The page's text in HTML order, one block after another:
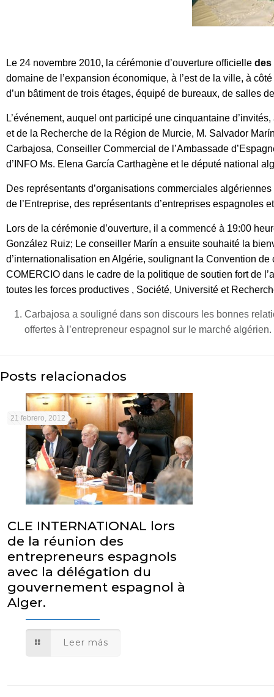
Le 24 novembre 2010, la cérémonie d’ouverture officielle des
domaine de l’expansion économique, à l’est de la ville, à
d’un bâtiment de trois étages, équipé de bureaux, de salles
L’événement, auquel ont participé une cinquantaine
et de la Recherche de la Région de Murcie, M. Salvador
Carbajosa, Conseiller Commercial de l’Ambassade
d’INFO Ms. Elena García Carthagène et le député national
Des représentants d’organisations commerciales
de l’Entreprise, des représentants d’entreprises espagnoles
Lors de la cérémonie d’ouverture, il a commencé à 19:00
González Ruiz; Le conseiller Marín a ensuite souhaité la
d’internationalisation en Algérie, soulignant la Convention
COMERCIO dans le cadre de la politique de soutien fort de
toutes les forces productives , Société, Université et
Carbajosa a souligné dans son discours les bonnes
offertes à l’entrepreneur espagnol sur le marché algérien.
Posts relacionados
21 febrero, 2012
CLE INTERNATIONAL lors
de la réunion des
entrepreneurs espagnols
avec la délégation du
gouvernement espagnol à
Alger.
Leer más